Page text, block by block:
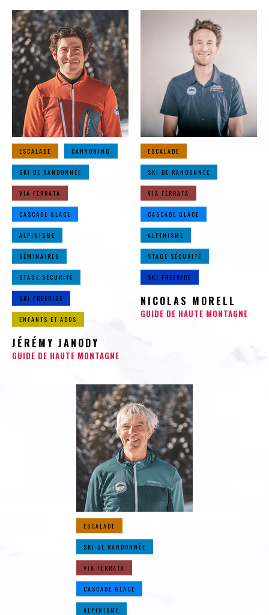
ESCALADE CANYONING
SKI DE RANDONNÉE
VIA FERRATA
CASCADE GLACE
ALPINISME
SÉMINAIRES
STAGE SÉCURITÉ
SKI FREERIDE
ENFANTS ET ADOS
JÉRÉMY JANODY
GUIDE DE HAUTE MONTAGNE
ESCALADE
SKI DE RANDONNÉE
VIA FERRATA
CASCADE GLACE
ALPINISME
STAGE SÉCURITÉ
SKI FREERIDE
NICOLAS MORELL
GUIDE DE HAUTE MONTAGNE
ESCALADE
SKI DE RANDONNÉE
VIA FERRATA
CASCADE GLACE
ALPINISME